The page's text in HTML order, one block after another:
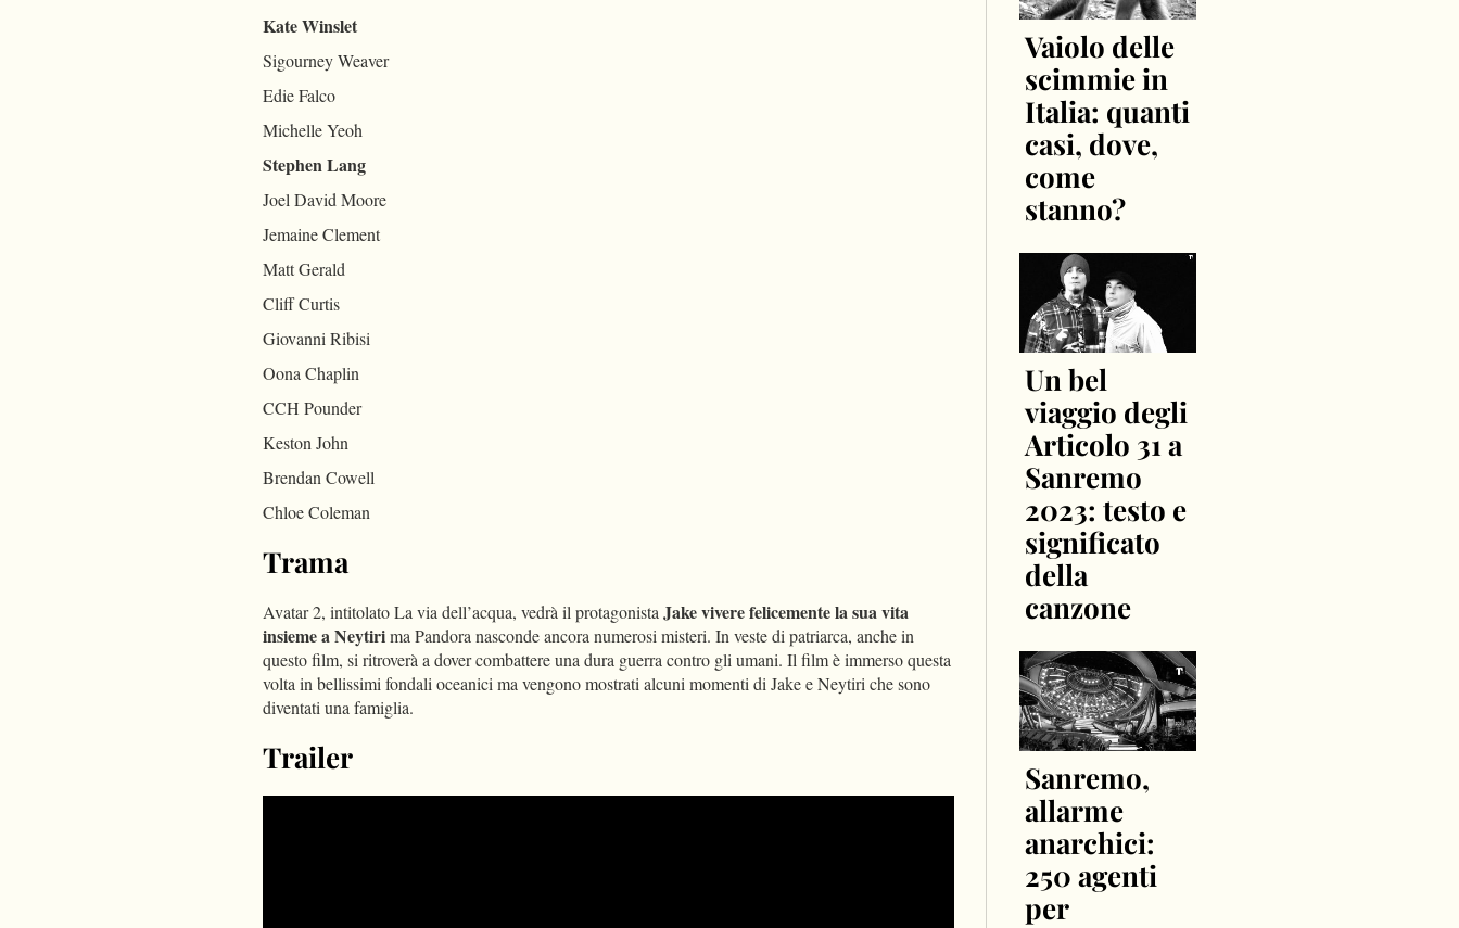
Kate Winslet
Sigourney Weaver
Edie Falco
Michelle Yeoh
Stephen Lang
Joel David Moore
Jemaine Clement
Matt Gerald
Cliff Curtis
Giovanni Ribisi
Oona Chaplin
CCH Pounder
Keston John
Brendan Cowell
Chloe Coleman
Trama
Avatar 2, intitolato La via dell’acqua, vedrà il protagonistaJake vivere felicemente la sua vita
insieme a Neytirima Pandora nasconde ancora numerosi misteri. In veste di patriarca, anche in
questo film, si ritroverà a dover combattere una dura guerra contro gli umani. Il film è immerso questa
volta in bellissimi fondali oceanici ma vengono mostrati alcuni momenti di Jake e Neytiri che sono
diventati una famiglia.
Trailer
Vaiolo delle
scimmie in
Italia: quanti
casi, dove,
come
stanno?
Un bel
viaggio degli
Articolo 31 a
Sanremo
2023: testo e
significato
della
canzone
Sanremo,
allarme
anarchici:
250 agenti
per